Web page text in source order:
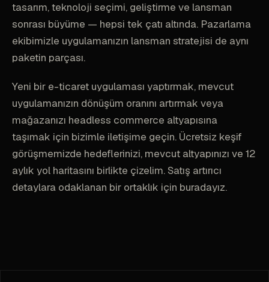
tasarım, teknoloji seçimi, geliştirme ve lansman
sonrası büyüme — hepsi tek çatı altında. Pazarlama
ekibimizle uygulamanızın lansman stratejisi de aynı
paketin parçası.
Yeni bir e-ticaret uygulaması yaptırmak, mevcut
uygulamanızın dönüşüm oranını artırmak veya
mağazanızı headless commerce altyapısına
taşımak için bizimle iletişime geçin. Ücretsiz keşif
görüşmemizde hedeflerinizi, mevcut altyapınızı ve 12
aylık yol haritasını birlikte çizelim. Satış artırıcı
detaylara odaklanan bir ortaklık için buradayız.